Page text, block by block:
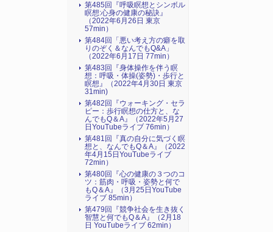
第485回『呼吸瞑想とシンボル
瞑想:心身の健康の秘訣』
（2022年6月26日 東京
57min）
第484回「悪い考え方の癖を取
りのぞく＆なんでもQ&A」
（2022年6月17日 77min）
第483回『身体操作を伴う瞑
想：呼吸・体操(姿勢)・歩行と
瞑想』（2022年4月30日 東京
31min)
第482回『ウォーキング・セラ
ピー：歩行瞑想の仕方と、な
んでもQ＆A』（2022年5月27
日YouTubeライブ 76min）
第481回『真の自分に気づく瞑
想と、なんでもQ＆A』（2022
年4月15日YouTubeライブ
72min）
第480回『心の健康の３つのコ
ツ：筋肉・呼吸・姿勢と何で
もQ＆A』（3月25日YouTube
ライブ 85min）
第479回『競争社会を生き抜く
智慧と何でもQ＆A』（2月18
日 YouTubeライブ 62min）